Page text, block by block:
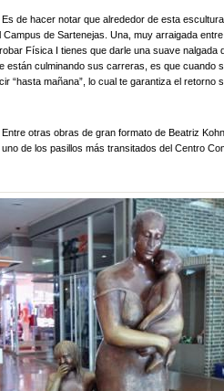
de hacer notar que alrededor de esta
Campus de Sartenejas. Una, muy arraigada
Física I tienes que darle una suave nalgada
están culminando sus carreras, es que cuando
“hasta mañana”, lo cual te garantiza el retorno
otras obras de gran formato de Beatriz
uno de los pasillos más transitados del Centro